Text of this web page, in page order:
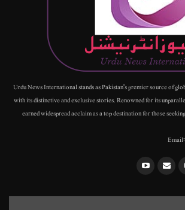
"Urdu News International stands as Pakistan's premier source of
with its distinctive and exclusive stories. Renowned for its
earned widespread acclaim as a top destination for those